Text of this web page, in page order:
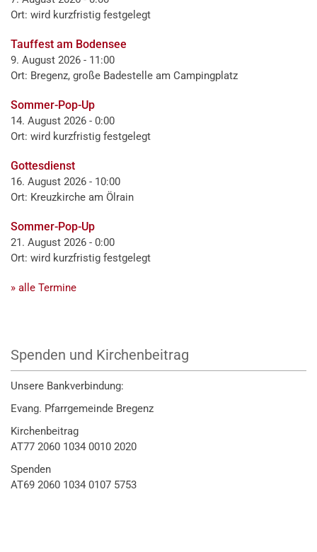
Ort: wird kurzfristig festgelegt
Tauffest am Bodensee
9. August 2026 - 11:00
Ort: Bregenz, große Badestelle am Campingplatz
Sommer-Pop-Up
14. August 2026 - 0:00
Ort: wird kurzfristig festgelegt
Gottesdienst
16. August 2026 - 10:00
Ort: Kreuzkirche am Ölrain
Sommer-Pop-Up
21. August 2026 - 0:00
Ort: wird kurzfristig festgelegt
» alle Termine
Spenden und Kirchenbeitrag
Unsere Bankverbindung:
Evang. Pfarrgemeinde Bregenz
Kirchenbeitrag
AT77 2060 1034 0010 2020
Spenden
AT69 2060 1034 0107 5753